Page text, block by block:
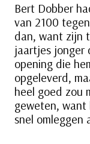
Bert Dobber
van 2100
dan, want zijn
jaartjes jonger
opening die
opgeleverd,
heel goed zou
geweten, want
snel omleggen